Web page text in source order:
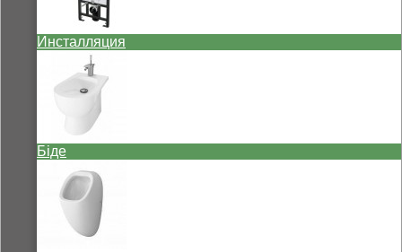
Инсталляция
Біде